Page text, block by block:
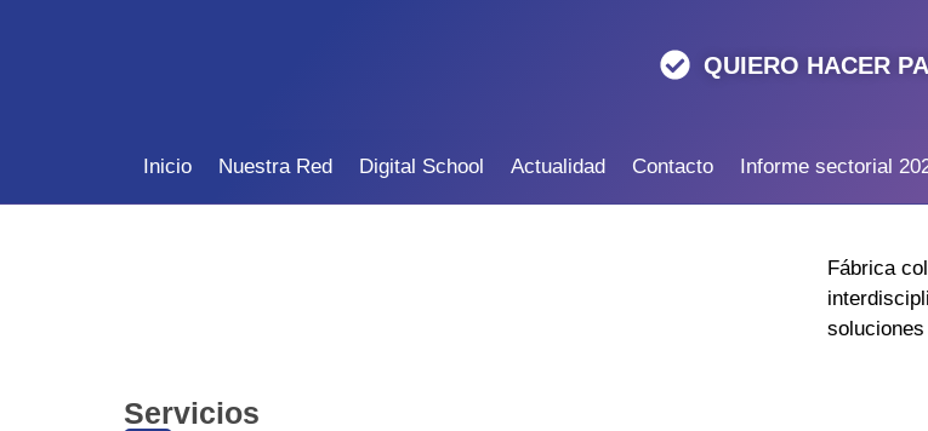
QUIERO HACER
Inicio Nuestra Red Digital School Actualidad Contacto Informe sectorial
Fábrica
Servicios